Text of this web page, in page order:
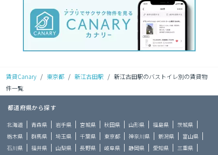
賃貸Canary / 東京都 / 新江古田駅 / 新江古田駅のバストイレ別の賃貸物
件一覧
都道府県から探す
北海道 青森県 岩手県 宮城県 秋田県 山形県 福島県
茨城県
栃木県
群馬県 埼玉県 千葉県 東京都 神奈川県 新潟県
富山県
石川県
福井県 山梨県 長野県 岐阜県 静岡県 愛知県 三重県